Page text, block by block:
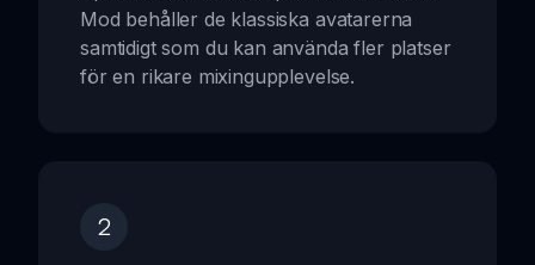
Mod behåller de klassiska avatarerna
samtidigt som du kan använda fler platser
för en rikare mixingupplevelse.
2